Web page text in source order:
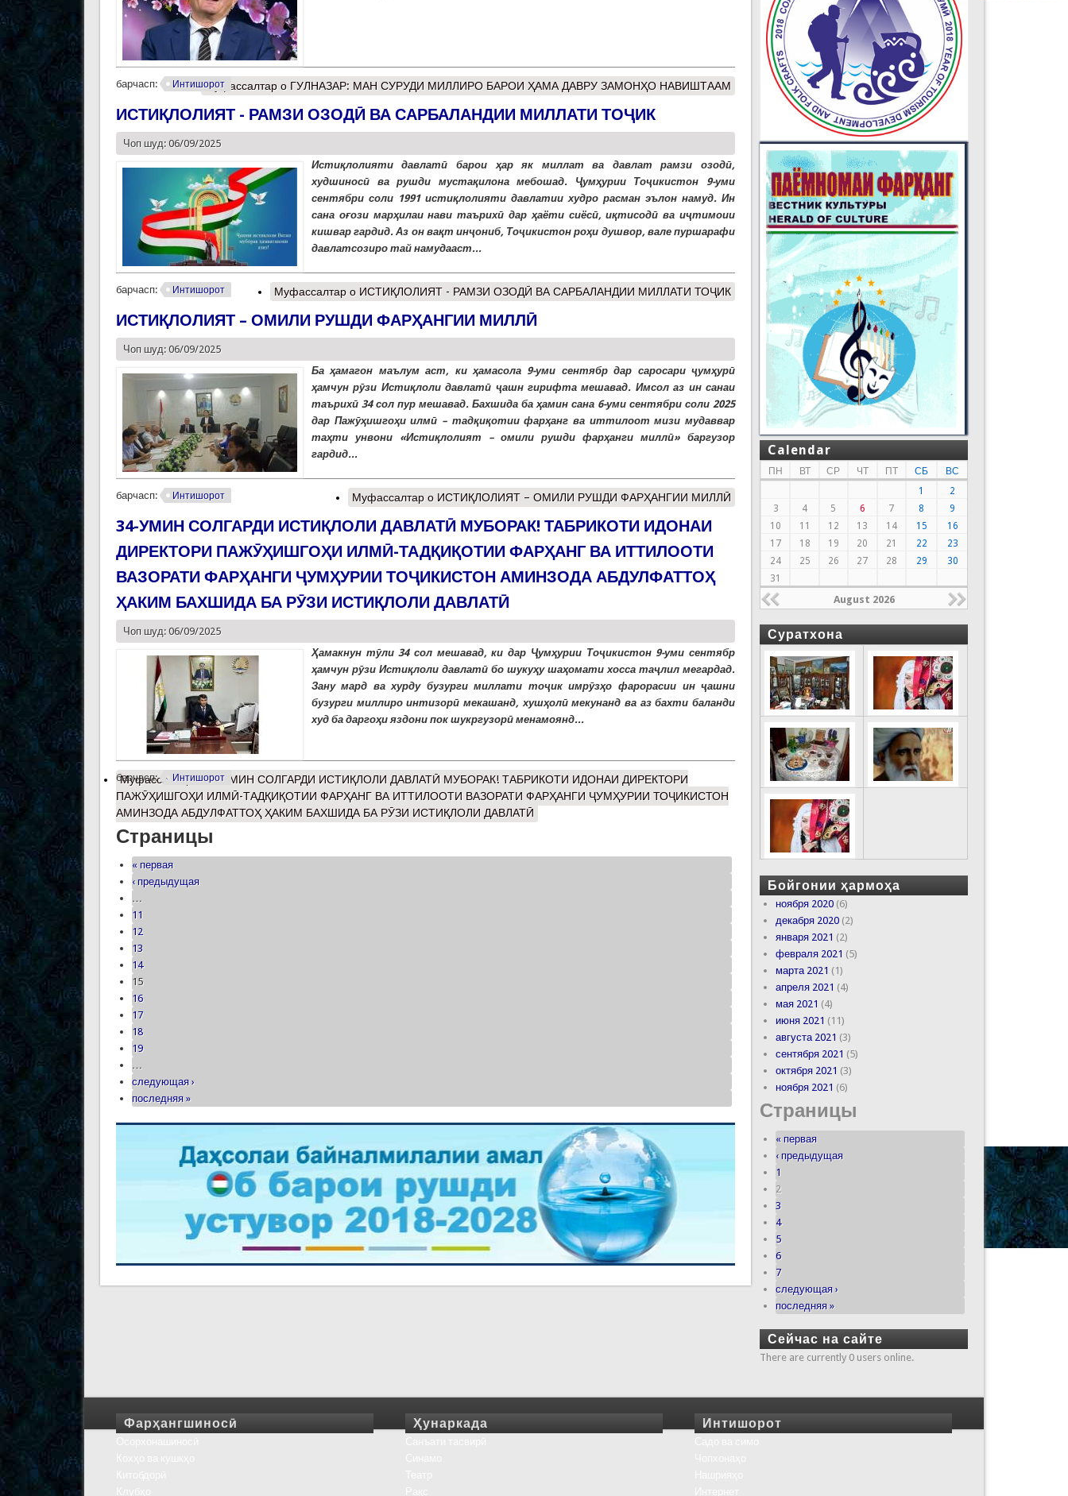
барчасп: ИнтишоротМуфассалтар о ГУЛНАЗАР: МАН СУРУДИ МИЛЛИРО БАРОИ ҲАМА ДАВРУ ЗАМОНҲО НАВИШТААМ
ИСТИҚЛОЛИЯТ - РАМЗИ ОЗОДӢ ВА САРБАЛАНДИИ МИЛЛАТИ ТОҶИК
Чоп шуд: 06/09/2025
Истиқлолияти давлатӣ барои ҳар як миллат ва давлат рамзи озодӣ,
худшиносӣ ва рушди мустақилона мебошад. Ҷумҳурии Тоҷикистон 9-уми
сентябри соли 1991 истиқлолияти давлатии худро расман эълон намуд. Ин
сана оғози марҳилаи нави таърихӣ дар ҳаёти сиёсӣ, иқтисодӣ ва иҷтимоии
кишвар гардид. Аз он вақт инҷониб, Тоҷикистон роҳи душвор, вале пуршарафи
давлатсозиро тай намудааст...
барчасп: Интишорот Муфассалтар о ИСТИҚЛОЛИЯТ - РАМЗИ ОЗОДӢ ВА САРБАЛАНДИИ МИЛЛАТИ ТОҶИК
ИСТИҚЛОЛИЯТ – ОМИЛИ РУШДИ ФАРҲАНГИИ МИЛЛӢ
Чоп шуд: 06/09/2025
Ба ҳамагон маълум аст, ки ҳамасола 9-уми сентябр дар саросари ҷумҳурӣ
ҳамчун рӯзи Истиқлоли давлатӣ ҷашн гирифта мешавад. Имсол аз ин санаи
таърихӣ 34 сол пур мешавад. Бахшида ба ҳамин сана 6-уми сентябри соли 2025
дар Пажӯҳишгоҳи илмӣ – тадқиқотии фарҳанг ва иттилоот мизи мудаввар
таҳти унвони «Истиқлолият – омили рушди фарҳанги миллӣ» баргузор
гардид...
барчасп: Интишорот Муфассалтар о ИСТИҚЛОЛИЯТ – ОМИЛИ РУШДИ ФАРҲАНГИИ МИЛЛӢ
34-УМИН СОЛГАРДИ ИСТИҚЛОЛИ ДАВЛАТӢ МУБОРАК! ТАБРИКОТИ ИДОНАИ
ДИРЕКТОРИ ПАЖӮҲИШГОҲИ ИЛМӢ-ТАДҚИҚОТИИ ФАРҲАНГ ВА ИТТИЛООТИ
ВАЗОРАТИ ФАРҲАНГИ ҶУМҲУРИИ ТОҶИКИСТОН АМИНЗОДА АБДУЛФАТТОҲ
ҲАКИМ БАХШИДА БА РӮЗИ ИСТИҚЛОЛИ ДАВЛАТӢ
Чоп шуд: 06/09/2025
Ҳамакнун тӯли 34 сол мешавад, ки дар Ҷумҳурии Тоҷикистон 9-уми сентябр
ҳамчун рӯзи Истиқлоли давлатӣ бо шукуҳу шаҳомати хосса таҷлил мегардад.
Зану мард ва хурду бузурги миллати тоҷик имрӯзҳо фарорасии ин ҷашни
бузурги миллиро интизорӣ мекашанд, хушҳолӣ мекунанд ва аз бахти баланди
худ ба даргоҳи яздони пок шукргузорӣ менамоянд...
барчасп: Интишорот
Муфассалтаро 34-УМИН СОЛГАРДИ ИСТИҚЛОЛИ ДАВЛАТӢ МУБОРАК! ТАБРИКОТИ ИДОНАИ ДИРЕКТОРИ
ПАЖӮҲИШГОҲИ ИЛМӢ-ТАДҚИҚОТИИ ФАРҲАНГ ВА ИТТИЛООТИ ВАЗОРАТИ ФАРҲАНГИ ҶУМҲУРИИ ТОҶИКИСТОН
АМИНЗОДА АБДУЛФАТТОҲ ҲАКИМ БАХШИДА БА РӮЗИ ИСТИҚЛОЛИ ДАВЛАТӢ
Страницы
« первая
‹ предыдущая
…
11
12
13
14
15
16
17
18
19
…
следующая ›
последняя »
Calendar
ПН ВТ СР ЧТ ПТ СБ
ВС
1
2
3
4 5 6 7 8
9
10
11 12 13 14 15
16
17
18 19 20 21 22
23
24
25 26 27 28 29
30
31
August 2026
Суратхона
Бойгонии ҳармоҳа
ноября 2020(6)
декабря 2020(2)
января 2021 (2)
февраля 2021 (5)
марта 2021 (1)
апреля 2021 (4)
мая 2021 (4)
июня 2021 (11)
августа 2021 (3)
сентября 2021 (5)
октября 2021 (3)
ноября 2021 (6)
Страницы
« первая
‹ предыдущая
1
2
3
4
5
6
7
следующая ›
последняя »
Сейчас на сайте
There are currently 0 users online.
Фарҳангшиносӣ Ҳунаркада Интишорот